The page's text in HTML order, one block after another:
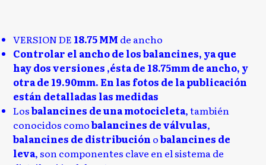
VERSION DE 18.75 MM de ancho
Controlar el ancho de los balancines, ya que
hay dos versiones ,ésta de 18.75mm de ancho, y
otra de 19.90mm. En las fotos de la publicación
están detalladas las medidas
Losbalancines de una motocicleta, también
conocidos comobalancines de válvulas,
balancines de distribución obalancines de
leva, son componentes clave en el sistema de